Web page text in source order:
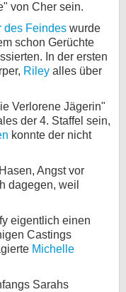
von Cher sein.
des Feindes wurde
schon Gerüchte
In der ersten
Riley alles über
Verlorene Jägerin"
der 4. Staffel sein,
konnte der nicht
Angst vor
dagegen, weil
eigentlich einen
Castings
Michelle
Sarahs